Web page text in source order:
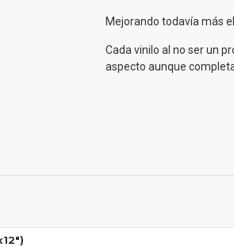
Mejorando todavía más
Cada vinilo al no ser un
aspecto aunque